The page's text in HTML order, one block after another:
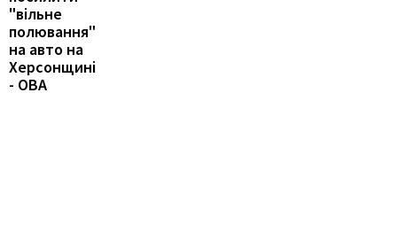
"вільне
полювання"
на авто на
Херсонщині
- ОВА